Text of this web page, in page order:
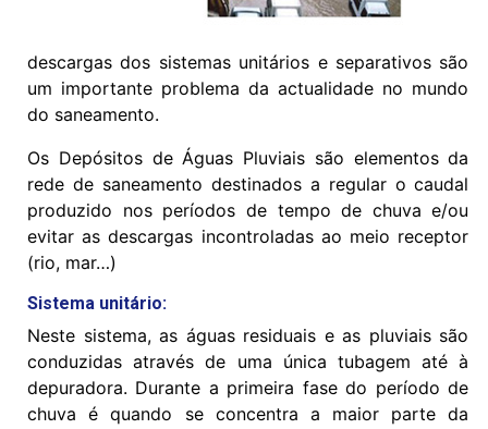
descargas dos sistemas unitários e separativos são
um importante problema da actualidade no mundo
do saneamento.
Os Depósitos de Águas Pluviais são elementos da
rede de saneamento destinados a regular o caudal
produzido nos períodos de tempo de chuva e/ou
evitar as descargas incontroladas ao meio receptor
(rio, mar…)
Sistema unitário:
Neste sistema, as águas residuais e as pluviais são
conduzidas através de uma única tubagem até à
depuradora. Durante a primeira fase do período de
chuva é quando se concentra a maior parte da